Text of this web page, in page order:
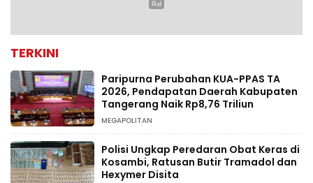
TERKINI
Paripurna Perubahan KUA-PPAS TA
2026, Pendapatan Daerah Kabupaten
Tangerang Naik Rp8,76 Triliun
MEGAPOLITAN
Polisi Ungkap Peredaran Obat Keras di
Kosambi, Ratusan Butir Tramadol dan
Hexymer Disita